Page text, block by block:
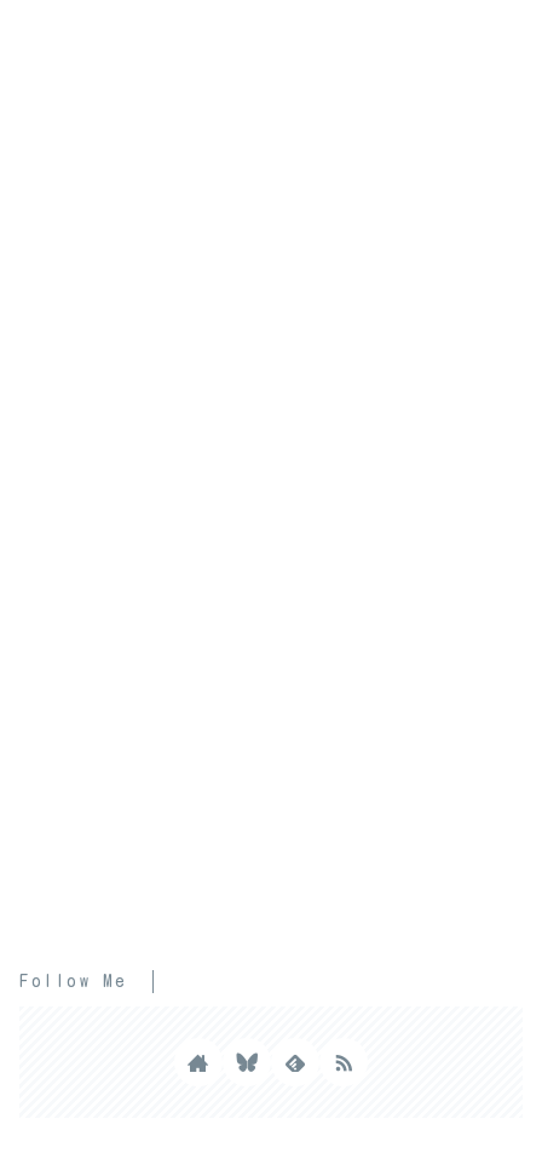
Follow Me